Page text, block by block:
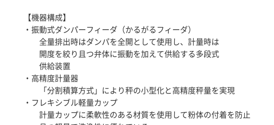
【機器構成】
・振動式ダンパーフィーダ（かるがるフィーダ）
全量排出時はダンパを全開として使用し、計量時は
開度を絞り且つ弁体に振動を加えて供給する多段式
供給装置
・高精度計量器
「分割積算方式」により秤の小型化と高精度秤量を実現
・フレキシブル軽量カップ
計量カップに柔軟性のある材質を使用して粉体の付着を防止